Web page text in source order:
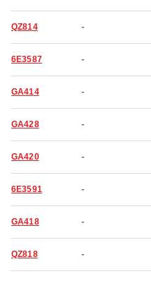
QZ814 -
6E3587 -
GA414 -
GA428 -
GA420 -
6E3591 -
GA418 -
QZ818 -